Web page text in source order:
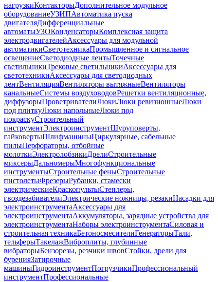
нагрузкиКонтакторыДополнительное модульное
оборудованиеУЗИПАвтоматика пуска
двигателяДифференциальные
автоматыУЗОКонденсаторыКомплексная защита
электродвигателейАксессуары для модульной
автоматикиСветотехникаПромышленное и сигнальное
освещениеСветодиодные лентыТочечные
светильникиТрековые светильникиАксессуары для
светотехникиАксессуары для светодиодных
лентВентиляцияВентиляторы вытяжныеВентиляторы
канальныеСистемы воздуховодовРешетки вентиляционные,
диффузорыПроветривателиЛюкиЛюки ревизионныеЛюки
под плиткуЛюки напольныеЛюки под
покраскуСтроительный
инструментЭлектроинструментШуруповерты,
гайковертыШлифмашиныЦиркулярные, сабельные
пилыПерфораторы, отбойные
молоткиЭлектролобзикиДрелиСтроительные
миксерыДальномерыМногофункциональные
инструментыСтроительные феныСтроительные
пистолетыФрезерыРубанки, стамески
электрическиеКраскопультыСтеплеры,
гвоздезабивателиЭлектрические ножницы, резакиНасадки для
электроинструментаАксессуары для
электроинструментаАккумуляторы, зарядные устройства для
электроинструментаНаборы электроинструментаСиловая и
строительная техникаБетоносмесителиГенераторыТали,
тельферыТакелажВиброплиты, глубинные
вибраторыБензорезы, резчики швовСтойки, дрели для
буренияЗатирочные
машиныГидроинструментПогрузчикиПрофессиональный
инструментПрофессиональные